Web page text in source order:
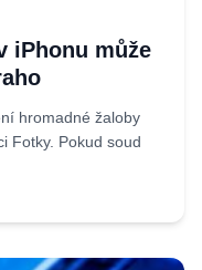
iPhonu může
hromadné žaloby
Fotky. Pokud soud